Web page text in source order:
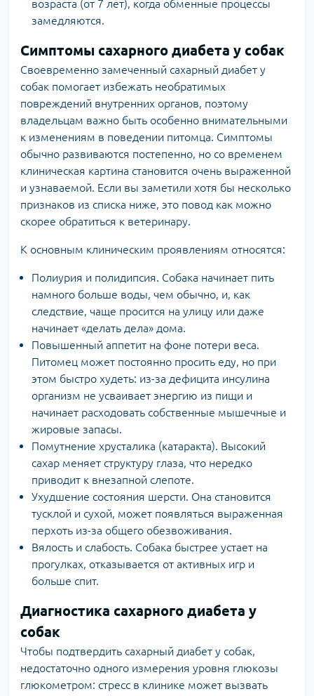
возраста (от 7 лет), когда обменные процессы
замедляются.
Симптомы сахарного диабета у собак
Своевременно замеченный сахарный диабет у
собак помогает избежать необратимых
повреждений внутренних органов, поэтому
владельцам важно быть особенно внимательными
к изменениям в поведении питомца. Симптомы
обычно развиваются постепенно, но со временем
клиническая картина становится очень выраженной
и узнаваемой. Если вы заметили хотя бы несколько
признаков из списка ниже, это повод как можно
скорее обратиться к ветеринару.
К основным клиническим проявлениям относятся:
Полиурия и полидипсия. Собака начинает пить
намного больше воды, чем обычно, и, как
следствие, чаще просится на улицу или даже
начинает «делать дела» дома.
Повышенный аппетит на фоне потери веса.
Питомец может постоянно просить еду, но при
этом быстро худеть: из-за дефицита инсулина
организм не усваивает энергию из пищи и
начинает расходовать собственные мышечные и
жировые запасы.
Помутнение хрусталика (катаракта). Высокий
сахар меняет структуру глаза, что нередко
приводит к внезапной слепоте.
Ухудшение состояния шерсти. Она становится
тусклой и сухой, может появляться выраженная
перхоть из-за общего обезвоживания.
Вялость и слабость. Собака быстрее устает на
прогулках, отказывается от активных игр и
больше спит.
Диагностика сахарного диабета у
собак
Чтобы подтвердить сахарный диабет у собак,
недостаточно одного измерения уровня глюкозы
глюкометром: стресс в клинике может вызвать